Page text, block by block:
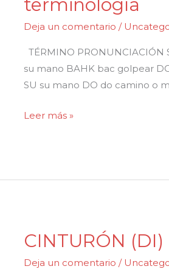
terminología
Deja un comentario /
TÉRMINO
su mano BAHK bac golpear
SU su mano DO do camino o
Leer más »
CINTURÓN (DI)
Deja un comentario /
CINTURÓN